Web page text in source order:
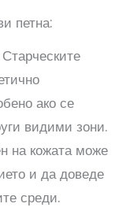
петна:
Старческите
ако се
видими зони.
на кожата може
и да доведе
среди.